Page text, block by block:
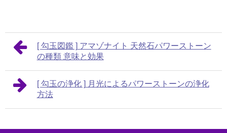
[ 勾玉図鑑 ] アマゾナイト 天然石パワーストーン
の種類 意味と効果
[ 勾玉の浄化 ] 月光によるパワーストーンの浄化
方法